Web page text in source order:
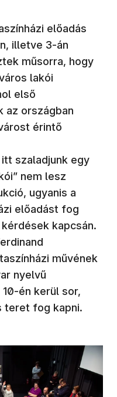
előadás
illetve 3-án
műsorra, hogy
lakói
első
az országban
érintő
szaladjunk egy
nem lesz
ugyanis a
előadást fog
kapcsán.
művének
nyelvű
én kerül sor,
teret fog kapni.